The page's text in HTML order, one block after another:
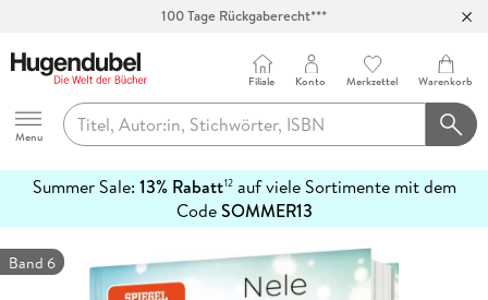
100 Tage Rückgaberecht***
Hugendubel
Menu
Filiale Konto Merkzettel Warenkorb
Summer Sale: 13% Rabatt12auf viele Sortimente mit dem
CodeSOMMER13
erfahren
Band 6